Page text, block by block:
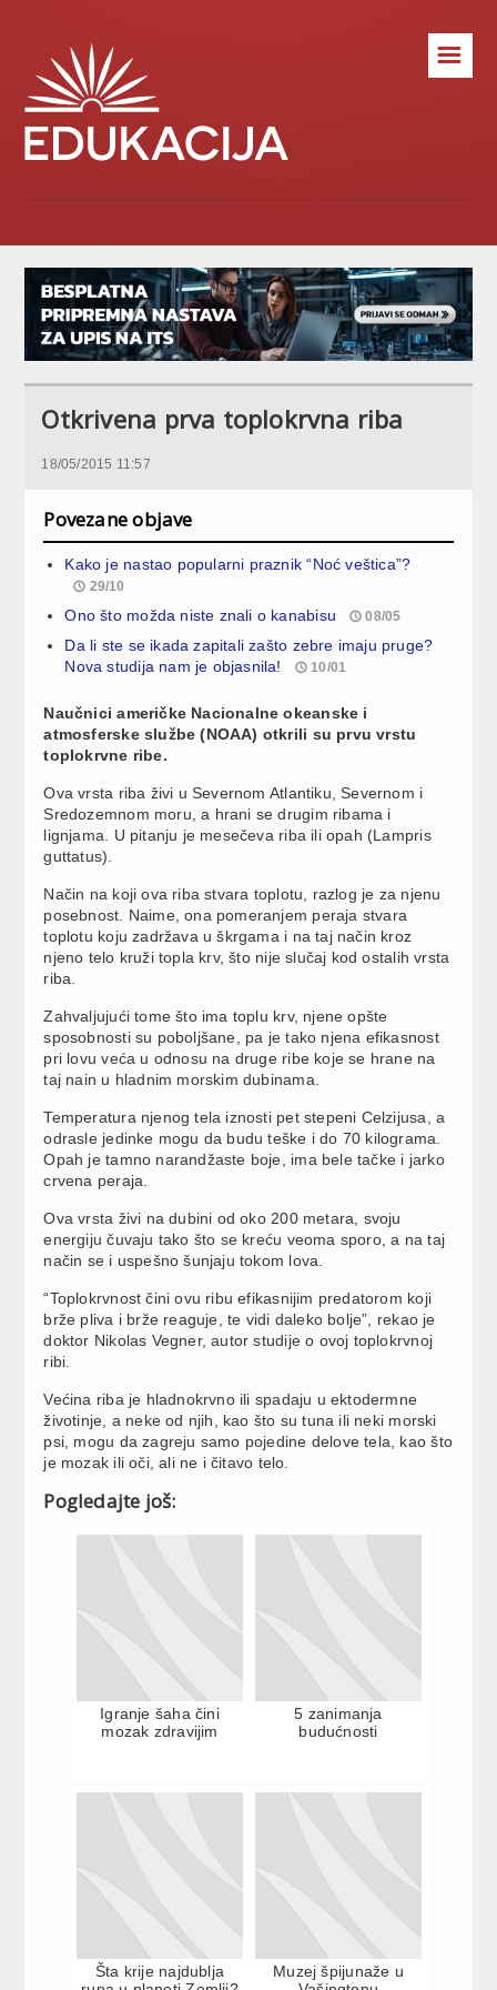
☰
Otkrivena prva toplokrvna riba
18/05/2015 11:57
Povezane objave
Kako je nastao popularni praznik “Noć veštica”?
29/10
Ono što možda niste znali o kanabisu 08/05
Da li ste se ikada zapitali zašto zebre imaju pruge?
Nova studija nam je objasnila!
10/01
Naučnici američke Nacionalne okeanske i
atmosferske službe (NOAA) otkrili su prvu vrstu
toplokrvne ribe.
Ova vrsta riba živi u Severnom Atlantiku, Severnom i
Sredozemnom moru, a hrani se drugim ribama i
lignjama. U pitanju je mesečeva riba ili opah (Lampris
guttatus).
Način na koji ova riba stvara toplotu, razlog je za njenu
posebnost. Naime, ona pomeranjem peraja stvara
toplotu koju zadržava u škrgama i na taj način kroz
njeno telo kruži topla krv, što nije slučaj kod ostalih vrsta
riba.
Zahvaljujući tome što ima toplu krv, njene opšte
sposobnosti su poboljšane, pa je tako njena efikasnost
pri lovu veća u odnosu na druge ribe koje se hrane na
taj nain u hladnim morskim dubinama.
Temperatura njenog tela iznosti pet stepeni Celzijusa, a
odrasle jedinke mogu da budu teške i do 70 kilograma.
Opah je tamno narandžaste boje, ima bele tačke i jarko
crvena peraja.
Ova vrsta živi na dubini od oko 200 metara, svoju
energiju čuvaju tako što se kreću veoma sporo, a na taj
način se i uspešno šunjaju tokom lova.
“Toplokrvnost čini ovu ribu efikasnijim predatorom koji
brže pliva i brže reaguje, te vidi daleko bolje”, rekao je
doktor Nikolas Vegner, autor studije o ovoj toplokrvnoj
ribi.
Većina riba je hladnokrvno ili spadaju u ektodermne
životinje, a neke od njih, kao što su tuna ili neki morski
psi, mogu da zagreju samo pojedine delove tela, kao što
je mozak ili oči, ali ne i čitavo telo.
Pogledajte još:
Igranje šaha čini
mozak zdravijim
5 zanimanja
budućnosti
Šta krije najdublja
Muzej špijunaže u